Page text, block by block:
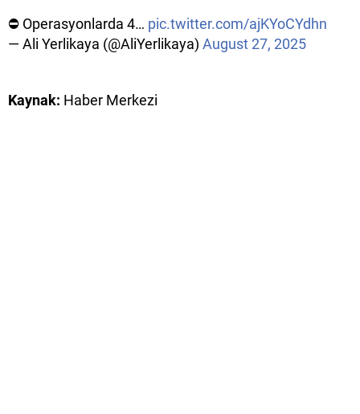
⛔️ Operasyonlarda 4… pic.twitter.com/ajKYoCYdhn
— Ali Yerlikaya (@AliYerlikaya) August 27, 2025
Kaynak: Haber Merkezi